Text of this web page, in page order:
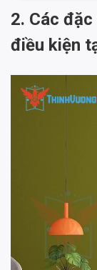
2. Các
điều kiện